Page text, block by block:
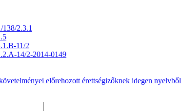
2.3.1
11/2
14/2-2014-0149
előrehozott érettségizőknek idegen nyelvből